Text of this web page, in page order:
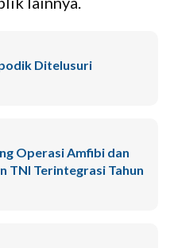
Ditelusuri
Operasi Amfibi dan
TNI Terintegrasi Tahun